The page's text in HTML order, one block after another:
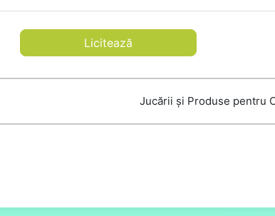
Licitează
Jucării și Produse pentru